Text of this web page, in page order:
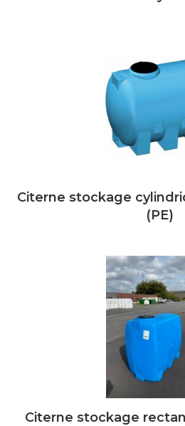
Citerne stockage
(PE)
Citerne stockage